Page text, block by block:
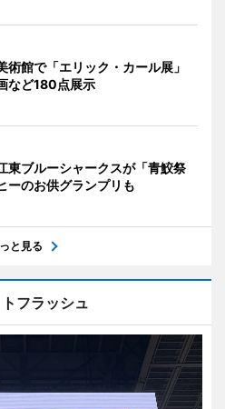
術館で「エリック・カール展」
など180点展示
東ブルーシャークスが「青鮫祭
のお供グランプリも
と見る
フラッシュ